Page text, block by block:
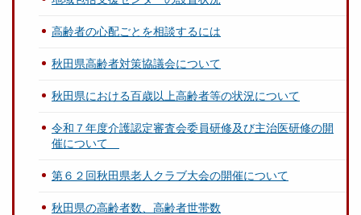
高齢者の心配ごとを相談するには
秋田県高齢者対策協議会について
秋田県における百歳以上高齢者等の状況について
令和７年度介護認定審査会委員研修及び主治医研修の開
催について
第６２回秋田県老人クラブ大会の開催について
秋田県の高齢者数、高齢者世帯数